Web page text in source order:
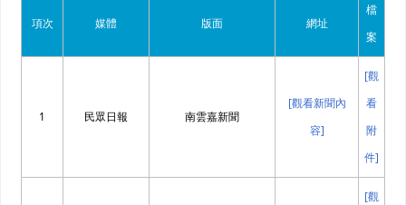
項次 媒體 版面 網址
檔
案
1 民眾日報 南雲嘉新聞
[觀看新聞內
容]
[觀
看
附
件]
[觀